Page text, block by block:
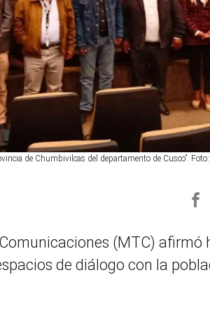
de Chumbivilcas del departamento de Cusco”. Foto:
(MTC) afirmó
de diálogo con la